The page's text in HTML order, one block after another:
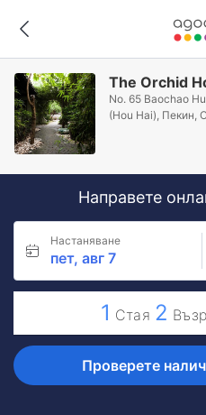
The Orchid
No. 65 Baochao
(Hou Hai), Пекин,
Направете
Настаняване
пет, авг 7
1 Стая 2
Проверете